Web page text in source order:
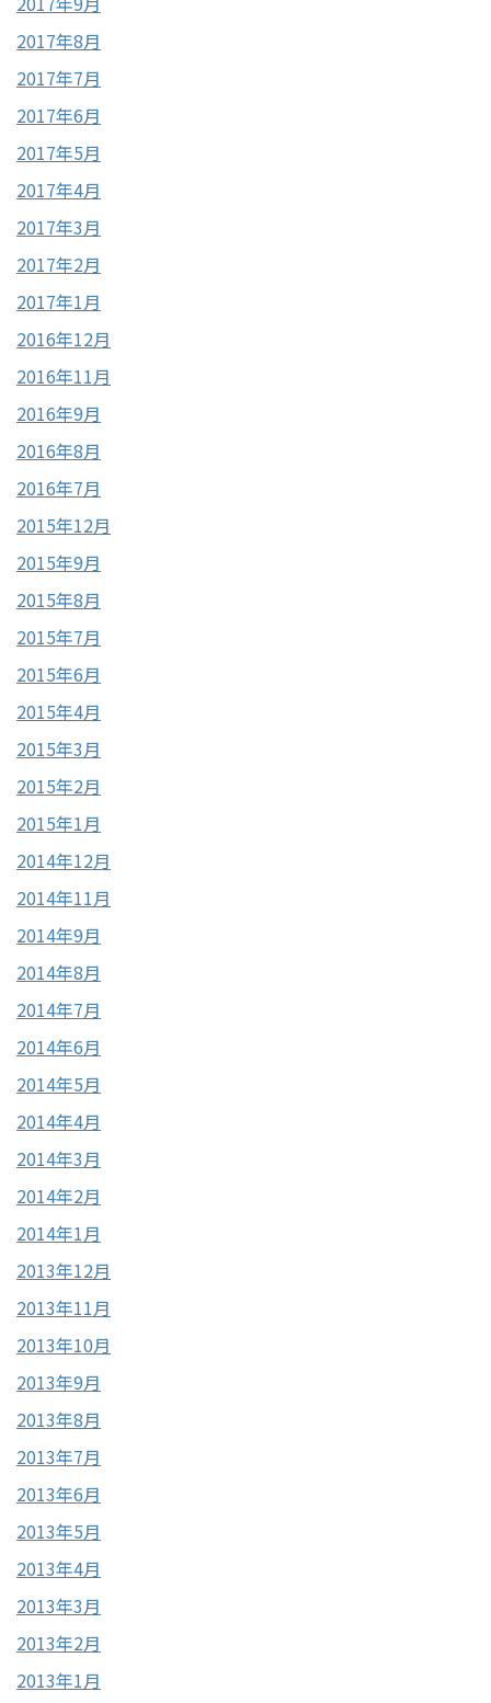
2017年8月
2017年7月
2017年6月
2017年5月
2017年4月
2017年3月
2017年2月
2017年1月
2016年12月
2016年11月
2016年9月
2016年8月
2016年7月
2015年12月
2015年9月
2015年8月
2015年7月
2015年6月
2015年4月
2015年3月
2015年2月
2015年1月
2014年12月
2014年11月
2014年9月
2014年8月
2014年7月
2014年6月
2014年5月
2014年4月
2014年3月
2014年2月
2014年1月
2013年12月
2013年11月
2013年10月
2013年9月
2013年8月
2013年7月
2013年6月
2013年5月
2013年4月
2013年3月
2013年2月
2013年1月